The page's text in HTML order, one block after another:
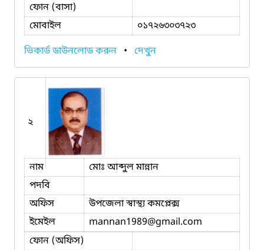
ফোন (বাসা)
মোবাইল
০১৭২৬৩০৩৭২৩
ভিকার্ড ডাউনলোড করুন • দেখুন
২
নাম
মোঃ আব্দুল মান্নান
পদবি
অফিস
উপজেলা স্বাস্থ্য কমপ্লেক্স
ইমেইল
mannan1989@gmail.com
ফোন (অফিস)